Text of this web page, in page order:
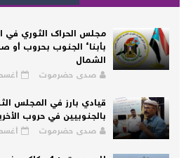
مجلس الحراك الثوري في
بأبناء الجنوب بحروب أو
الشمال
صدى حضرموت أغسطس 07,
قيادي بارز في المجلس
بالجنوبيين في حروب الأخرين
صدى حضرموت أغسطس 07,